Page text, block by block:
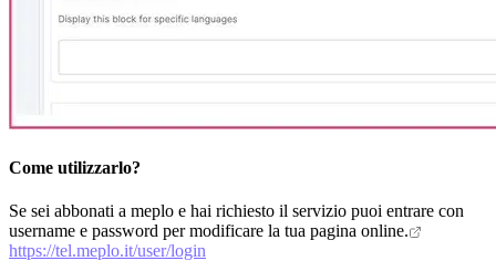
Come utilizzarlo?
Se sei abbonati a meplo e hai richiesto il servizio puoi entrare con
username e password per modificare la tua pagina online.
https://tel.meplo.it/user/login